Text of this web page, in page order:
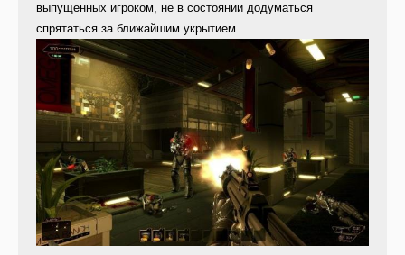
выпущенных игроком, не в состоянии додуматься
спрятаться за ближайшим укрытием.